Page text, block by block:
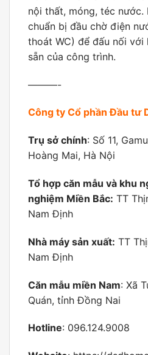
nội thất, móng, téc nước.
chuẩn bị đầu chờ điện
thoát WC) để đấu nối với
sẵn của công trình.
———-
Công ty Cổ phần Đầu tư
Trụ sở chính: Số 11,
Hoàng Mai, Hà Nội
Tổ hợp căn mẫu và khu
nghiệm Miền Bắc: TT
Nam Định
Nhà máy sản xuất: TT
Nam Định
Căn mẫu miền Nam: Xã
Quán, tỉnh Đồng Nai
Hotline: 096.124.9008